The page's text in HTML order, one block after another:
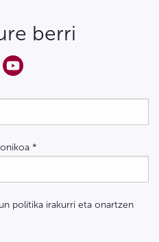
berri
*
politika irakurri eta onartzen